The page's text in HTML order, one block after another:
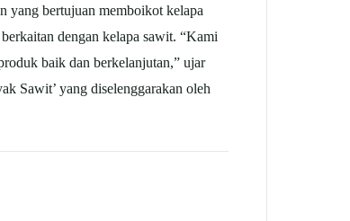
yang bertujuan memboikot kelapa
dengan kelapa sawit. “Kami
baik dan berkelanjutan,” ujar
Sawit’ yang diselenggarakan oleh